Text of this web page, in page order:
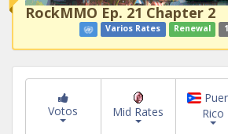
RockMMO Ep. 21 Chapter 2
Varios Rates Renewal
Votos Mid Rates
Rico